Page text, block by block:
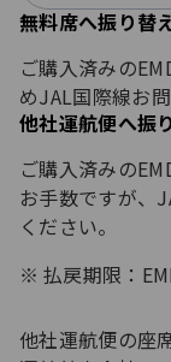
無料席へ振り替
ご購入済みの
めJAL国際線お
他社運航便へ振
ご購入済みの
お手数ですが、
ください。
払戻期限：
他社運航便の座